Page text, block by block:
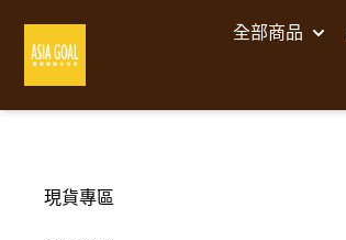
全部商品
現貨專區